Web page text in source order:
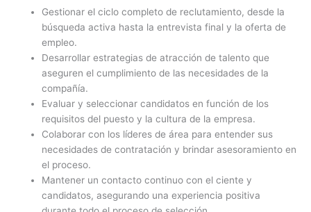
Gestionar el ciclo completo de reclutamiento, desde la
búsqueda activa hasta la entrevista final y la oferta de
empleo.
Desarrollar estrategias de atracción de talento que
aseguren el cumplimiento de las necesidades de la
compañía.
Evaluar y seleccionar candidatos en función de los
requisitos del puesto y la cultura de la empresa.
Colaborar con los líderes de área para entender sus
necesidades de contratación y brindar asesoramiento en
el proceso.
Mantener un contacto continuo con el ciente y
candidatos, asegurando una experiencia positiva